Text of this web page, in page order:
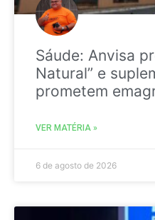
Sáude: Anvisa
Natural” e
prometem
VER MATÉRIA »
6 de agosto de 2026